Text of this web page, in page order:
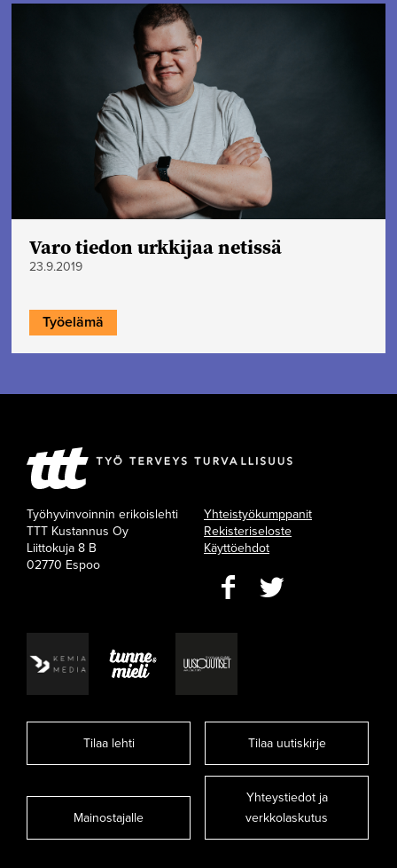
Varo tiedon urkkijaa netissä
23.9.2019
Työelämä
Työhyvinvoinnin erikoislehti
TTT Kustannus Oy
Liittokuja 8 B
02770 Espoo
Yhteistyökumppanit
Rekisteriseloste
Käyttöehdot
Tilaa lehti Tilaa uutiskirje
Mainostajalle
Yhteystiedot ja
verkkolaskutus